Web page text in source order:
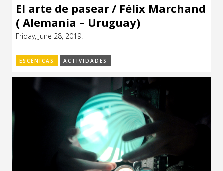
El arte de pasear / Félix Marchand
( Alemania – Uruguay)
Friday, June 28, 2019.
ESCÉNICAS ACTIVIDADES